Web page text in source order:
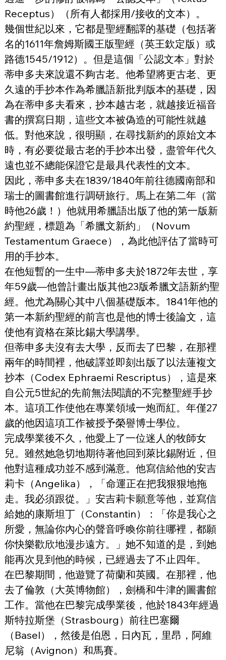
Receptus）（所有人都採用/接收的文本）。
幾個世紀以來，它都是聖經翻譯的基礎（包括著
名的1611年詹姆斯國王版聖經（英王欽定版）或
路德1545/1912）。但是這個「公認文本」對於
蒂申多夫來說還不夠古老。他希望將更古老、更
久遠的手抄本作為希臘語新批判版本的基礎，因
為在蒂申多夫看來，抄本越古老，就越接近福音
書的撰寫日期，這些文本被偽造的可能性就越
低。對他來說，很明顯，在尋找新約的原始文本
時，有必要從最古老的手抄本出發，盡管年代久
遠也並不總能保證它是最具代表性的文本。
因此，蒂申多夫在1839/1840年前往德國南部和
瑞士的圖書館進行調研旅行。馬上在第二年（當
時他26歲！）他就用希臘語出版了他的第一版新
約聖經，標題為「希臘文新約」（Novum
Testamentum Graece），為此他評估了當時可
用的手抄本。
在他短暫的一生中—蒂申多夫於1872年去世，享
年59歲—他曾計畫出版其他23版希臘文語新約聖
經。他尤為關心其中八個基礎版本。1841年他的
第一本新約聖經的前言也是他的博士後論文，這
使他有資格在萊比錫大學講學。
但蒂申多夫沒有去大學，反而去了巴黎，在那裡
兩年的時間裡，他破譯並即刻出版了以法蓮複文
抄本（Codex Ephraemi Rescriptus），這是來
自公元5世紀的先前無法閱讀的不完整聖經手抄
本。這項工作使他在專業領域一炮而紅。年僅27
歲的他因這項工作被授予榮譽博士學位。
完成學業後不久，他愛上了一位迷人的牧師女
兒。雖然她急切地期待著他回到萊比錫附近，但
他對這種成功並不感到滿意。他寫信給他的安吉
莉卡（Angelika），「命運正在把我狠狠地拖
走。我必須跟從。」安吉莉卡願意等他，並寫信
給她的康斯坦丁（Constantin）：「你是我心之
所愛，無論你內心的聲音呼喚你前往哪裡，都願
你快樂歡欣地漫步遠方。」她不知道的是，到她
能再次見到他的時候，已經過去了不止四年。
在巴黎期間，他遊覽了荷蘭和英國。在那裡，他
去了倫敦（大英博物館），劍橋和牛津的圖書館
工作。當他在巴黎完成學業後，他於1843年經過
斯特拉斯堡（Strasbourg）前往巴塞爾
（Basel），然後是伯恩，日內瓦，里昂，阿維
尼翁（Avignon）和馬賽。